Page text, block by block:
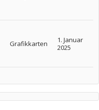
Grafikkarten
1. Januar
2025